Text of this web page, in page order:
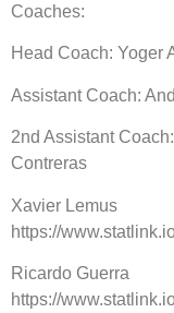
Coaches:
Head Coach: Yoger
Assistant Coach:
2nd Assistant
Contreras
Xavier Lemus
https://
Ricardo Guerra
https://